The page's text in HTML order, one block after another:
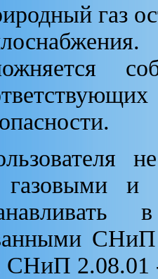
газ
газовыми и
СНиП 2.08.01